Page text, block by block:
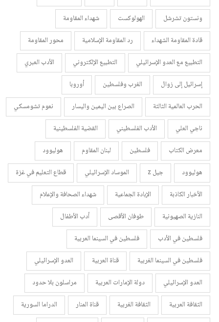
ونستون تشرشل
الهولوكست
شهداء المقاومة
قادة المقاومة الشهداء
رد المقاومة الإسلامية
محور المقاومة
التطبيع مع العدو الإسرائيلي
التطبيع الإلكتروني
الأدب العبري
إسرائيل إلى زوال
الغرب وفلسطين
أوروبا
الحرب العالمية الثالثة
الصراع بين اليمين واليسار
نعوم تشومسكي
ناجي العلي
الأدب الفلسطيني
القضية الفلسطينية
معرض الكتاب
فلسطين لبنان المقاوم
هوليوود
هوليوود
جيل z الموساد الإسرائيلي
قطاع التعليم في غزة
الأخبار الكاذبة
الإبادة الجماعية
شهداء الصحافة والإعلام
النازية الصهيونية
طوفان الأقصى
أدب الأطفال
فلسطين في الأدب
فلسطين في السينما العربية
فلسطين في السينما الغربية
قناة العربية
العدو الإسرائيلي
العدو الإسرائيلي
دولة الإمارات العربية
مراسلون بلا حدود
الثقافة العربية
الثقافة الغربية قناة المنار
الدراما السورية